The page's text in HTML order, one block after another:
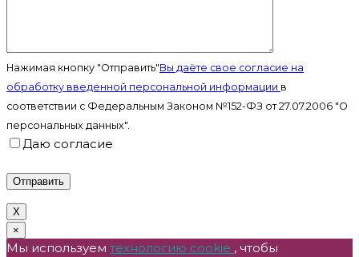
Нажимая кнопку "Отправить"Вы даёте свое согласие на
обработку введенной персональной информации в
соответствии с Федеральным Законом №152-ФЗ от 27.07.2006 "О
персональных данных".
Даю согласие
X
×
Мы используем технологию cookie , чтобы